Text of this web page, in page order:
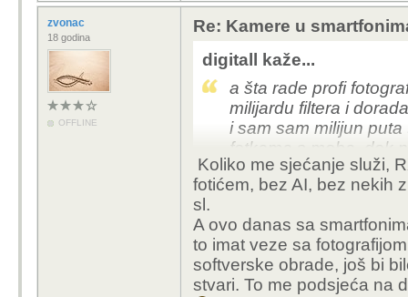
zvonac
18 godina
OFFLINE
Re: Kamere u
digitall kaže...
a šta rade profi
milijardu filtera i
i sam sam milijun
fotkama s moba, dok
jedino što bi bilo
opcija količine obrade
Koliko me sjećanje služi,
fotićem, bez AI, bez nekih
sl.
A ovo danas sa
to imat veze sa
softverske obrade, još bi
stvari. To me podsjeća na